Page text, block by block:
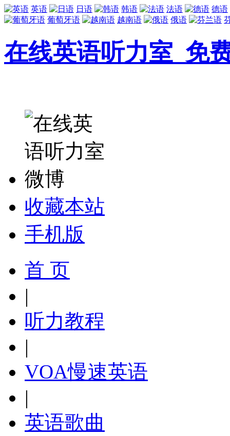
英语 日语 韩语 法语
德语
葡萄牙语
越南语 俄语
在线英语听力室_免
收藏本站
手机版
首 页
|
听力教程
|
VOA慢速英语
|
英语歌曲